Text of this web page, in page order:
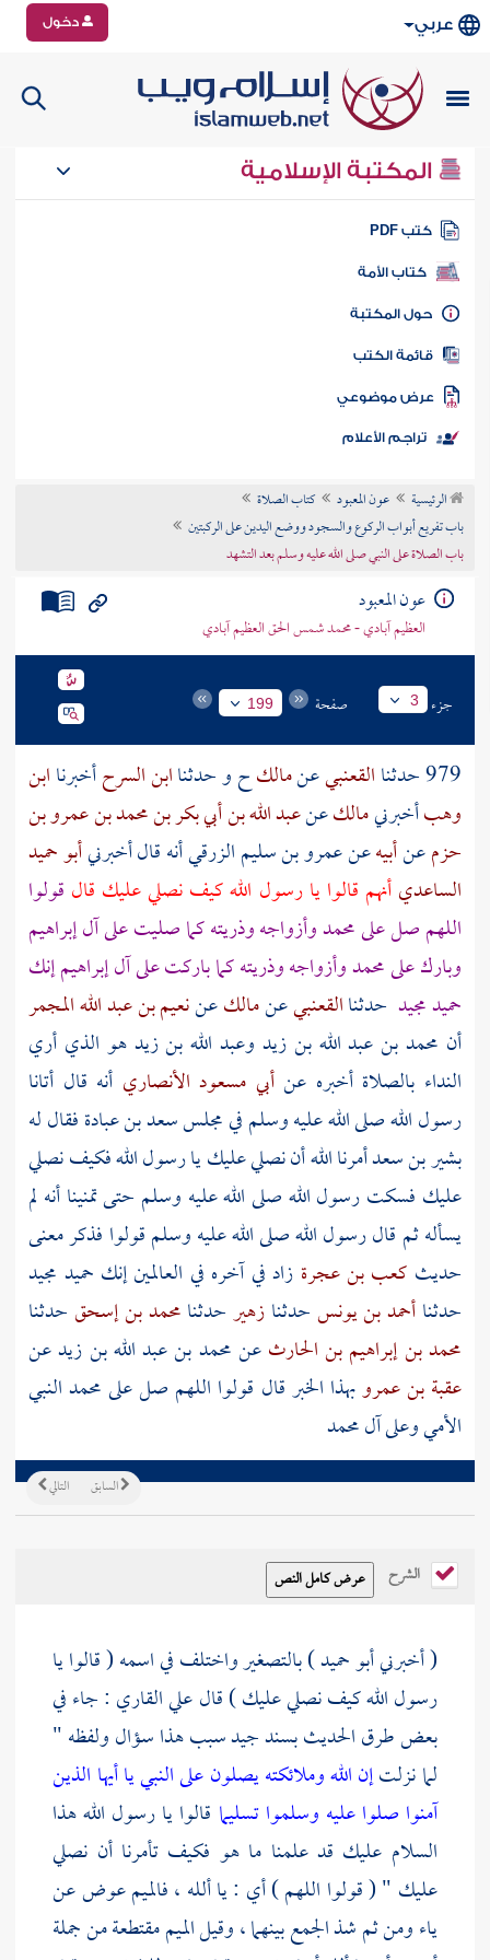
عربي دخول
المكتبة الإسلامية
كتب PDF
كتاب الأمة
المكتبة
الكتب
موضوعي
تراجم الأعلام
الرئيسية عون المعبود
كتاب الصلاة
باب تفريع أبواب الركوع والسجود ووضع اليدين على الركبتين
باب الصلاة على النبي صلى الله عليه وسلم بعد التشهد
عون المعبود
العظيم آبادي - محمد شمس الحق العظيم آبادي
جزء 3 صفحة 199
979 حدثنا القعنبيعنمالكح و حدثناابن السرحأخبرناابن
وهبأخبرنيمالكعنعبد الله بن أبي بكر بن محمد بن عمرو بن
حزمعنأبيهعنعمرو بن سليم الزرقيأنه قال أخبرنيأبو حميد
الساعديأنهم قالوا يا رسول الله كيف نصلي عليك قال قولوا
اللهم صل على محمد وأزواجه وذريته كما صليت على آلإبراهيم
وبارك على محمد وأزواجه وذريته كما باركت على آلإبراهيمإنك
حميد مجيد حدثناالقعنبيعنمالكعننعيم بن عبد الله المجمر
أن محمد بن عبد الله بن زيد وعبد الله بن زيدهو الذي أري
النداء بالصلاة أخبره عنأبي مسعود الأنصاري أنه قال أتانا
رسول الله صلى الله عليه وسلم في مجلسسعد بن عبادةفقال له
بشير بن سعدأمرنا الله أن نصلي عليك يا رسول الله فكيف نصلي
عليك فسكت رسول الله صلى الله عليه وسلم حتى تمنينا أنه لم
يسأله ثم قال رسول الله صلى الله عليه وسلم قولوا فذكر معنى
حديث كعب بن عجرة زاد في آخره في العالمين إنك حميد مجيد
حدثناأحمد بن يونسحدثنازهيرحدثنامحمد بن إسحقحدثنا
محمد بن إبراهيم بن الحارثعنمحمد بن عبد الله بن زيدعن
عقبة بن عمروبهذا الخبر قال قولوا اللهم صل على محمد النبي
الأمي وعلى آل محمد
التالي السابق
الشرح
( أخبرنيأبو حميد) بالتصغير واختلف في اسمه ( قالوا يا
رسول الله كيف نصلي عليك ) قالعلي القاري : جاء في
بعض طرق الحديث بسند جيد سبب هذا سؤال ولفظه "
لما نزلتإن الله وملائكته يصلون على النبي يا أيها الذين
آمنوا صلوا عليه وسلموا تسليما قالوا يا رسول الله هذا
السلام عليك قد علمنا ما هو فكيف تأمرنا أن نصلي
عليك " ( قولوا اللهم ) أي : يا ألله ، فالميم عوض عن
ياء ومن ثم شذ الجمع بينهما ، وقيل الميم مقتطعة من جملة